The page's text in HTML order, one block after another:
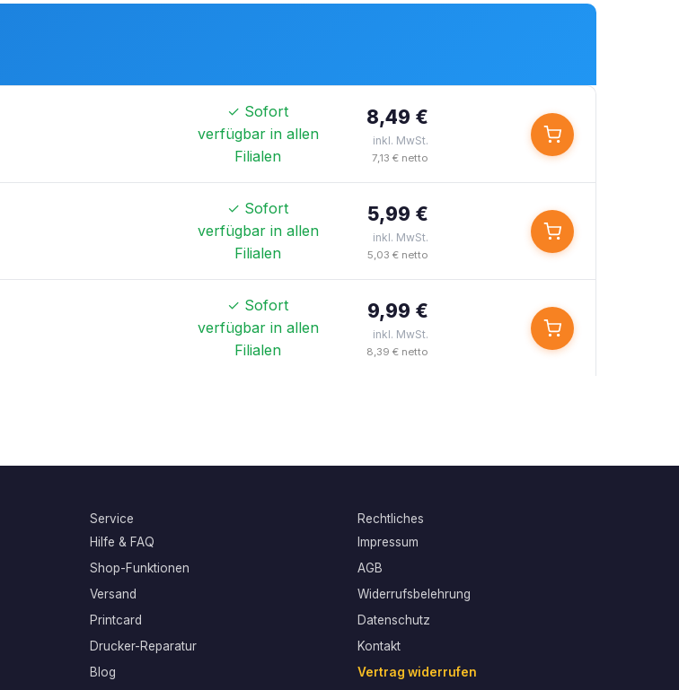
✓ Sofort
verfügbar in allen
Filialen
8,49 €
inkl. MwSt.
7,13 € netto
✓ Sofort
verfügbar in allen
Filialen
5,99 €
inkl. MwSt.
5,03 € netto
✓ Sofort
verfügbar in allen
Filialen
9,99 €
inkl. MwSt.
8,39 € netto
Service
Hilfe & FAQ
Shop-Funktionen
Versand
Printcard
Drucker-Reparatur
Blog
Rechtliches
Impressum
AGB
Widerrufsbelehrung
Datenschutz
Kontakt
Vertrag widerrufen